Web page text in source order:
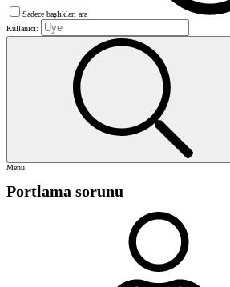
Sadece başlıkları ara
Kullanıcı:
Menü
Portlama sorunu